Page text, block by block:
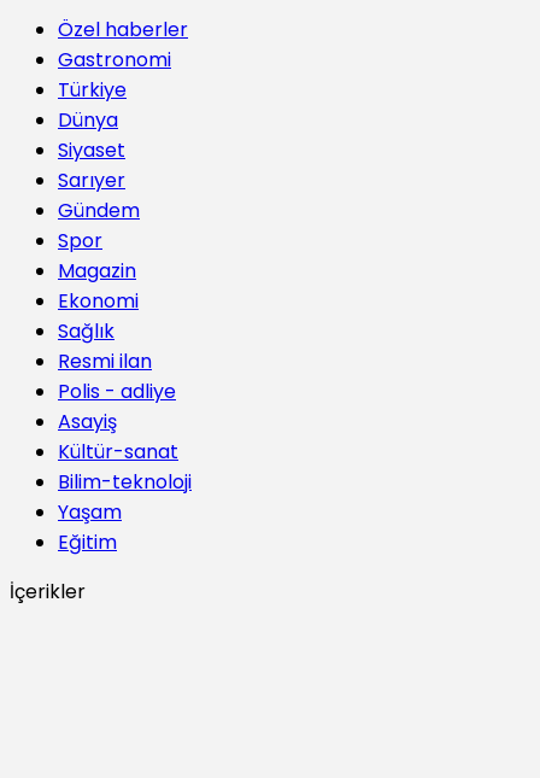
Özel haberler
Gastronomi
Türkiye
Dünya
Siyaset
Sarıyer
Gündem
Spor
Magazin
Ekonomi
Sağlık
Resmi ilan
Polis - adliye
Asayiş
Kültür-sanat
Bilim-teknoloji
Yaşam
Eğitim
İçerikler